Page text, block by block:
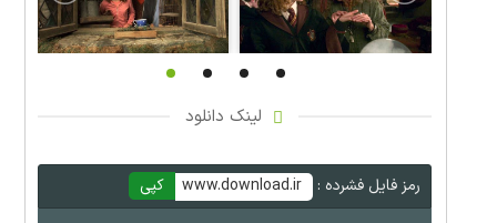
لینک دانلود
رمز فایل فشرده : www.download.ir کپی